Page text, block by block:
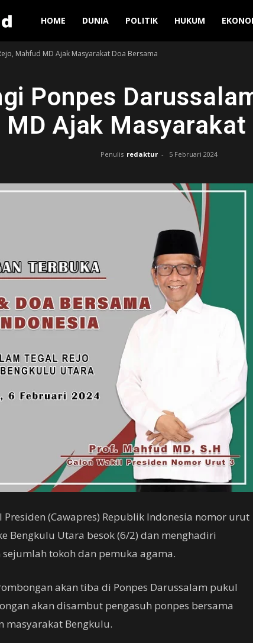
Manuver
HOME DUNIA POLITIK HUKUM
Mahfud MD Ajak Masyarakat Doa Bersama
Ponpes
Ajak Masyarakat
Penulis redaktur - 5 Februari 2024
Presiden (Cawapres) Republik Indonesia nomor urut
Bengkulu Utara besok (6/2) dan menghadiri
tokoh dan pemuka agama.
akan tiba di Ponpes Darussalam pukul
akan disambut pengasuh ponpes bersama
masyarakat Bengkulu.